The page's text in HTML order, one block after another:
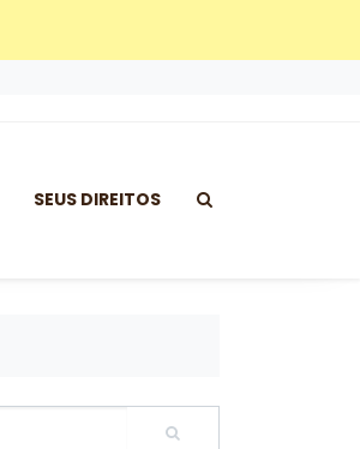
SEUS DIREITOS